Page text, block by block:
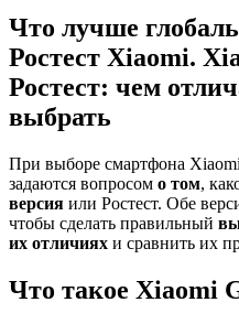
Что лучше
Ростест Xiaomi.
Ростест: чем
выбрать
При выборе смартфона
задаются вопросом о том,
версия или Ростест. Обе
чтобы сделать правильный
их отличиях и сравнить их
Что такое Xiaomi